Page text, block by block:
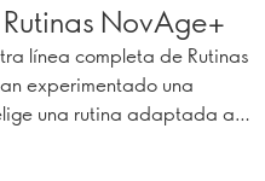
NovAge+
línea completa de Rutinas
experimentado una
una rutina adaptada a